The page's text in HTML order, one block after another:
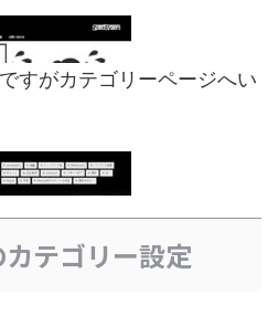
すがカテゴリーページへい
テゴリー設定